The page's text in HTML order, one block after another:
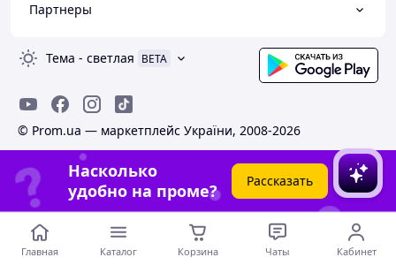
Партнеры
Тема - светлая BETA
© Prom.ua — маркетплейс України, 2008-2026
Насколько
удобно на проме?
Рассказать
Главная Каталог Корзина Чаты Кабинет